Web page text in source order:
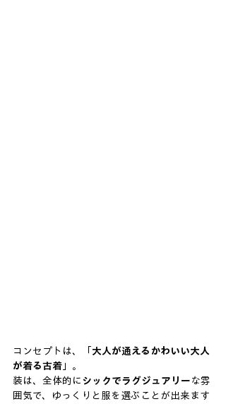
コンセプトは、「 大人が通えるかわいい大人
が着る古着 」。
装は、全体的に シックでラグジュアリー な雰
囲気で、ゆっくりと服を選ぶことが出来ます